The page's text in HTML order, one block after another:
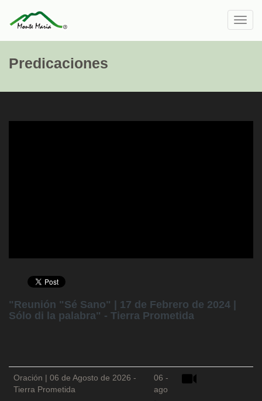
Predicaciones
"Reunión "Sé Sano" | 17 de Febrero de 2024 |
Sólo di la palabra" - Tierra Prometida
Oración | 06 de Agosto de 2026 -
Tierra Prometida
06 -
ago